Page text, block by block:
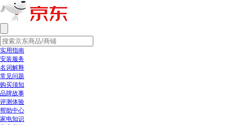
实用指南
安装服务
名词解释
常见问题
购买须知
品牌故事
评测体验
帮助中心
家电知识